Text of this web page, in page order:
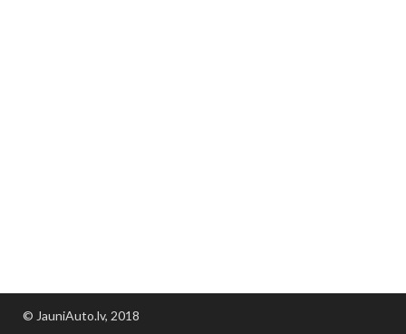
© JauniAuto.lv, 2018